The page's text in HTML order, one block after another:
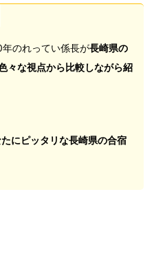
のれってい係長が長崎県の
々な視点から比較しながら紹
にピッタリな長崎県の合宿